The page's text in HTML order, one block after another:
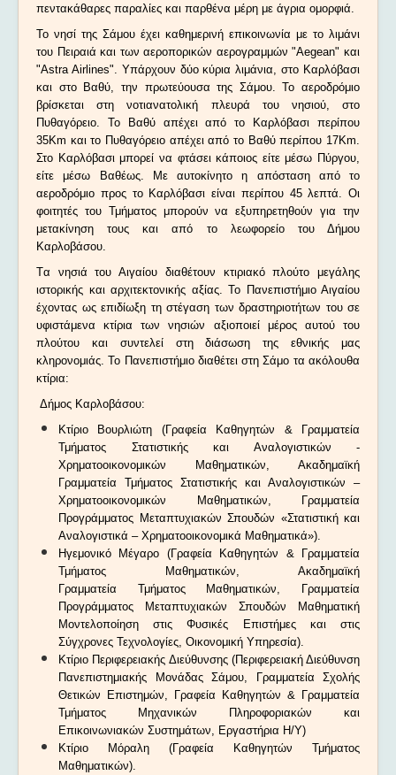
πεντακάθαρες παραλίες και παρθένα μέρη με άγρια ομορφιά.
Το νησί της Σάμου έχει καθημερινή επικοινωνία με το λιμάνι
του Πειραιά και των αεροπορικών αερογραμμών "Aegean" και
"Astra Airlines". Υπάρχουν δύο κύρια λιμάνια, στο Καρλόβασι
και στο Βαθύ, την πρωτεύουσα της Σάμου. Το αεροδρόμιο
βρίσκεται στη νοτιανατολική πλευρά του νησιού, στο
Πυθαγόρειο. Το Βαθύ απέχει από το Καρλόβασι περίπου
35Κm και το Πυθαγόρειο απέχει από το Βαθύ περίπου 17Κm.
Στο Καρλόβασι μπορεί να φτάσει κάποιος είτε μέσω Πύργου,
είτε μέσω Βαθέως. Με αυτοκίνητο η απόσταση από το
αεροδρόμιο προς το Καρλόβασι είναι περίπου 45 λεπτά. Οι
φοιτητές του Τμήματος μπορούν να εξυπηρετηθούν για την
μετακίνηση τους και από το λεωφορείο του Δήμου
Καρλοβάσου.
Tα νησιά του Αιγαίου διαθέτουν κτιριακό πλούτο μεγάλης
ιστορικής και αρχιτεκτονικής αξίας. Το Πανεπιστήμιο Αιγαίου
έχοντας ως επιδίωξη τη στέγαση των δραστηριοτήτων του σε
υφιστάμενα κτίρια των νησιών αξιοποιεί μέρος αυτού του
πλούτου και συντελεί στη διάσωση της εθνικής μας
κληρονομιάς. Το Πανεπιστήμιο διαθέτει στη Σάμο τα ακόλουθα
κτίρια:
Δήμος Καρλοβάσου:
Κτίριο Βουρλιώτη (Γραφεία Καθηγητών & Γραμματεία
Τμήματος Στατιστικής και Αναλογιστικών -
Χρηματοοικονομικών Μαθηματικών, Ακαδημαϊκή
Γραμματεία Τμήματος Στατιστικής και Αναλογιστικών –
Χρηματοοικονομικών Μαθηματικών, Γραμματεία
Προγράμματος Μεταπτυχιακών Σπουδών «Στατιστική και
Αναλογιστικά – Χρηματοοικονομικά Μαθηματικά»).
Ηγεμονικό Μέγαρο (Γραφεία Καθηγητών & Γραμματεία
Τμήματος Μαθηματικών, Ακαδημαϊκή
Γραμματεία Τμήματος Μαθηματικών, Γραμματεία
Προγράμματος Μεταπτυχιακών Σπουδών Μαθηματική
Μοντελοποίηση στις Φυσικές Επιστήμες και στις
Σύγχρονες Τεχνολογίες, Οικονομική Υπηρεσία).
Κτίριο Περιφερειακής Διεύθυνσης (Περιφερειακή Διεύθυνση
Πανεπιστημιακής Μονάδας Σάμου, Γραμματεία Σχολής
Θετικών Επιστημών, Γραφεία Καθηγητών & Γραμματεία
Τμήματος Μηχανικών Πληροφοριακών και
Επικοινωνιακών Συστημάτων, Εργαστήρια Η/Υ)
Κτίριο Μόραλη (Γραφεία Καθηγητών Τμήματος
Μαθηματικών).